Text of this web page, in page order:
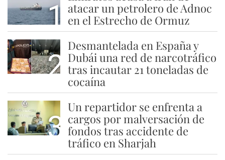
1 atacar un petrolero de Adnoc
en el Estrecho de Ormuz
2
Desmantelada en España y
Dubái una red de narcotráfico
tras incautar 21 toneladas de
cocaína
3
Un repartidor se enfrenta a
cargos por malversación de
fondos tras accidente de
tráfico en Sharjah